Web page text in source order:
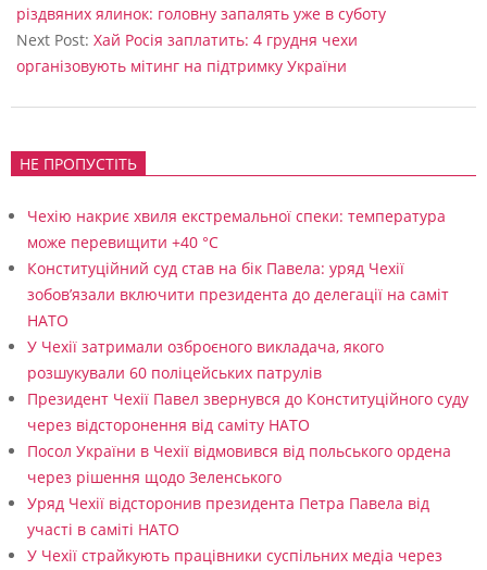
27
різдвяних ялинок: головну запалять уже в суботу
Next Post: Хай Росія заплатить: 4 грудня чехи
організовують мітинг на підтримку України
НЕ ПРОПУСТІТЬ
Чехію накриє хвиля екстремальної спеки: температура
може перевищити +40 °C
Конституційний суд став на бік Павела: уряд Чехії
зобов’язали включити президента до делегації на саміт
НАТО
У Чехії затримали озброєного викладача, якого
розшукували 60 поліцейських патрулів
Президент Чехії Павел звернувся до Конституційного суду
через відсторонення від саміту НАТО
Посол України в Чехії відмовився від польського ордена
через рішення щодо Зеленського
Уряд Чехії відсторонив президента Петра Павела від
участі в саміті НАТО
У Чехії страйкують працівники суспільних медіа через